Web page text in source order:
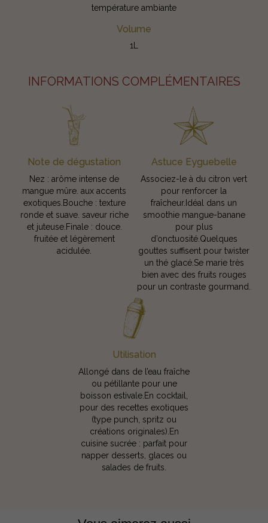
température ambiante
Volume
1L
INFORMATIONS COMPLÉMENTAIRES
Note de dégustation
Nez : arôme intense de
mangue mûre. aux accents
exotiques.Bouche : texture
ronde et suave. saveur riche
et juteuse.Finale : douce.
fruitée et légèrement
acidulée.
Astuce Eyguebelle
Associez-le à du citron vert
pour renforcer la
fraîcheur.Idéal dans un
smoothie mangue-banane
pour plus
d’onctuosité.Quelques
gouttes suffisent pour twister
un thé glacé.Se marie très
bien avec des fruits rouges
pour un contraste gourmand.
Utilisation
Allongé dans de l’eau fraîche
ou pétillante pour une
boisson estivale.En cocktail,
pour des recettes exotiques
(type punch, spritz ou
créations originales).En
cuisine sucrée : parfait pour
napper desserts, glaces ou
salades de fruits.